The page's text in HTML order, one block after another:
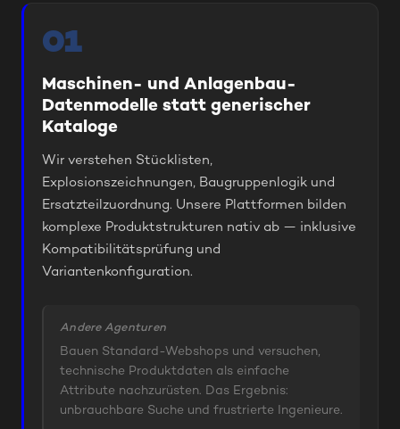
01
Maschinen- und Anlagenbau-
Datenmodelle statt generischer
Kataloge
Wir verstehen Stücklisten,
Explosionszeichnungen, Baugruppenlogik und
Ersatzteilzuordnung. Unsere Plattformen bilden
komplexe Produktstrukturen nativ ab — inklusive
Kompatibilitätsprüfung und
Variantenkonfiguration.
Andere Agenturen
Bauen Standard-Webshops und versuchen,
technische Produktdaten als einfache
Attribute nachzurüsten. Das Ergebnis:
unbrauchbare Suche und frustrierte Ingenieure.